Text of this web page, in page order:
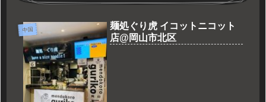
中国
麺処ぐり虎 イコットニコット
店@岡山市北区